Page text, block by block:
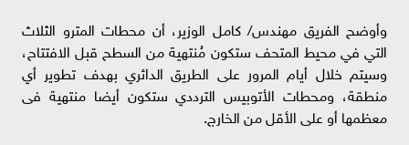
وأوضح الفريق مهندس/ كامل الوزير، أن محطات المترو الثلاث
التي في محيط المتحف ستكون مُنتهية من السطح قبل الافتتاح،
وسيتم خلال أيام المرور على الطريق الدائري بهدف تطوير أي
منطقة، ومحطات الأتوبيس الترددي ستكون أيضا منتهية فى
معظمها أو على الأقل من الخارج.